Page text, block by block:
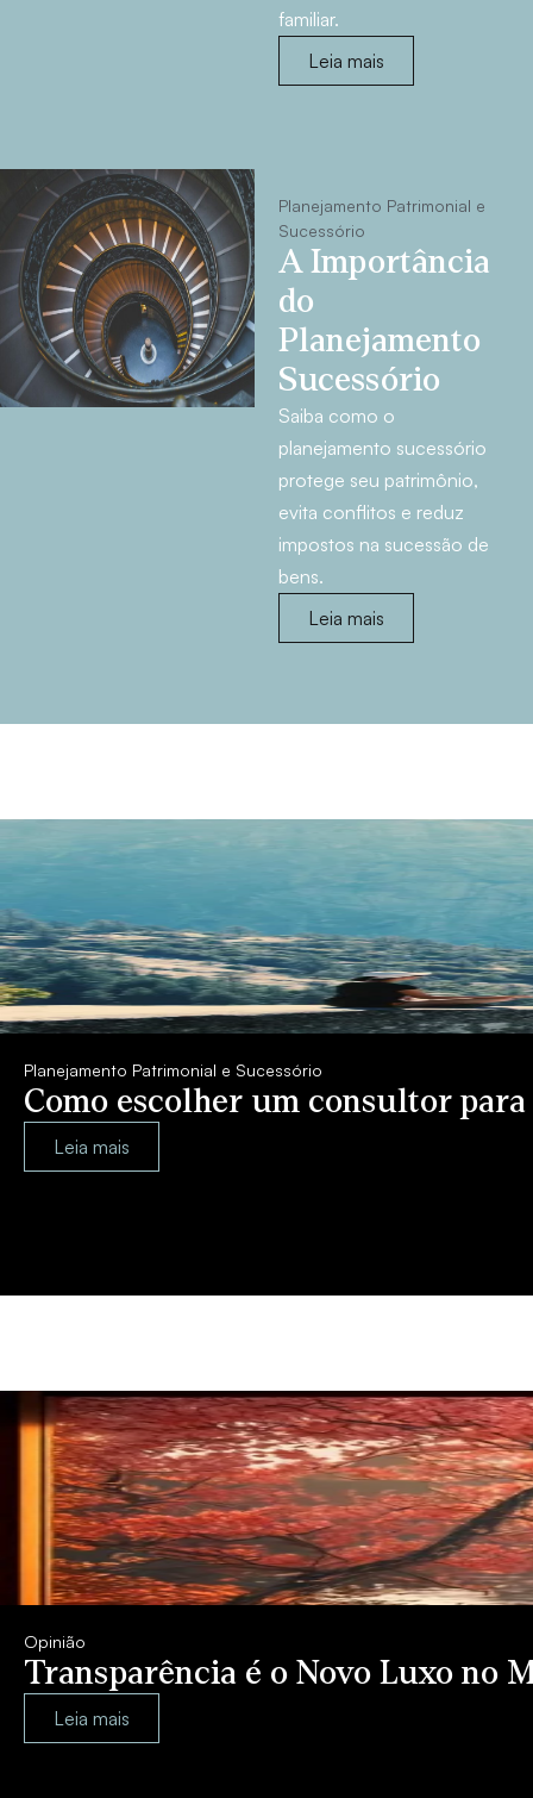
familiar.
Leia mais
Planejamento Patrimonial e
Sucessório
A Importância
do
Planejamento
Sucessório
Saiba como o
planejamento sucessório
protege seu patrimônio,
evita conflitos e reduz
impostos na sucessão de
bens.
Leia mais
Planejamento Patrimonial e Sucessório
Como escolher um consultor
Leia mais
Opinião
Transparência é o Novo Luxo no
Leia mais